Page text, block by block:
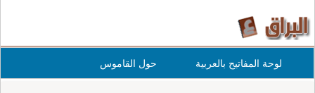
لوحة المفاتيح بالعربية حول القاموس